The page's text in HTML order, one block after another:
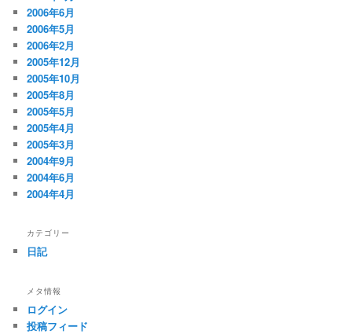
2006年6月
2006年5月
2006年2月
2005年12月
2005年10月
2005年8月
2005年5月
2005年4月
2005年3月
2004年9月
2004年6月
2004年4月
カテゴリー
日記
メタ情報
ログイン
投稿フィード